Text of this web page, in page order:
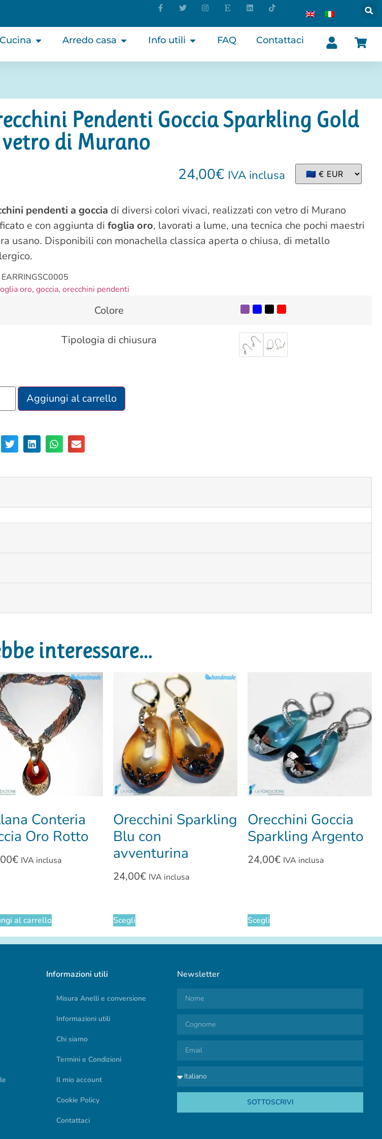
Cucina Arredo casa Info utili FAQ Contattaci
Pendenti Goccia Sparkling Gold
di Murano
24,00€ IVA inclusa
pendenti a goccia di diversi colori vivaci, realizzati con vetro di Murano
e con aggiunta di foglia oro, lavorati a lume, una tecnica che pochi maestri
usano. Disponibili con monachella classica aperta o chiusa, di metallo
EARRINGSC0005
oro, goccia, orecchini pendenti
Colore
Tipologia di chiusura
Aggiungi al carrello
interessare…
Conteria
Oro Rotto
€ IVA inclusa
al carrello
Orecchini Sparkling
Blu con
avventurina
24,00€ IVA inclusa
Scegli
Orecchini Goccia
Sparkling Argento
24,00€ IVA inclusa
Scegli
Informazioni utili
Misura Anelli e conversione
Informazioni utili
Chi siamo
Termini e Condizioni
Il mio account
Cookie Policy
Contattaci
Newsletter
SOTTOSCRIVI